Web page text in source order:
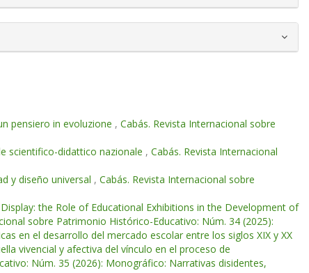
pensiero in evoluzione , Cabás. Revista Internacional sobre
scientifico-didattico nazionale , Cabás. Revista Internacional
y diseño universal , Cabás. Revista Internacional sobre
the Role of Educational Exhibitions in the Development of
sobre Patrimonio Histórico-Educativo: Núm. 34 (2025):
en el desarrollo del mercado escolar entre los siglos XIX y XX
vivencial y afectiva del vínculo en el proceso de
Núm. 35 (2026): Monográfico: Narrativas disidentes,